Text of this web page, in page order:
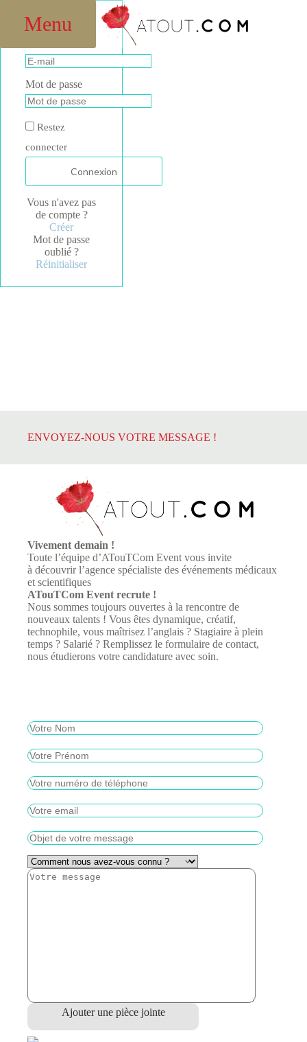
Passer
contenuMenu
Connexion
Mot de passe
Restez
connecter
Vous n'avez pas
de compte ?
Créer
Mot de passe
oublié ?
Réinitialiser
ENVOYEZ-NOUS VOTRE MESSAGE !
Vivement demain !
Toute l’équipe d’ATouTCom Event vous invite
à découvrir l’agence spécialiste des événements médicaux
et scientifiques
ATouTCom Event recrute !
Nous sommes toujours ouvertes à la rencontre de
nouveaux talents ! Vous êtes dynamique, créatif,
technophile, vous maîtrisez l’anglais ? Stagiaire à plein
temps ? Salarié ? Remplissez le formulaire de contact,
nous étudierons votre candidature avec soin.